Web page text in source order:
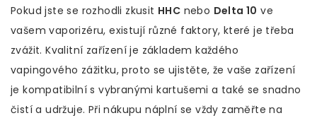
Pokud jste se rozhodli zkusit HHC nebo Delta 10 ve
vašem vaporizéru, existují různé faktory, které je třeba
zvážit. Kvalitní zařízení je základem každého
vapingového zážitku, proto se ujistěte, že vaše zařízení
je kompatibilní s vybranými kartušemi a také se snadno
čistí a udržuje. Při nákupu náplní se vždy zaměřte na